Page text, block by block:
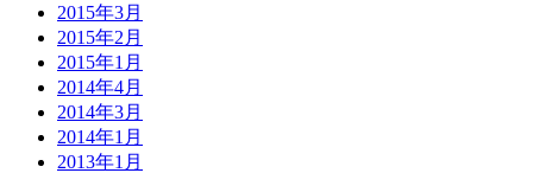
2015年3月
2015年2月
2015年1月
2014年4月
2014年3月
2014年1月
2013年1月